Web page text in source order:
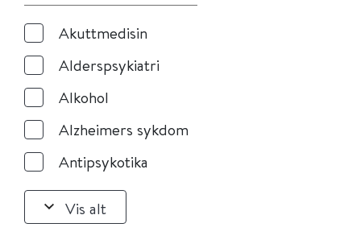
Akuttmedisin
Alderspsykiatri
Alkohol
Alzheimers sykdom
Antipsykotika
Vis alt